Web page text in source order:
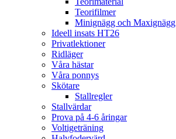
Teorifilmer
Minignägg och Maxignägg
Ideell insats HT26
Privatlektioner
Ridläger
Våra hästar
Våra ponnys
Skötare
Stallregler
Stallvärdar
Prova på 4-6 åringar
Voltigeträning